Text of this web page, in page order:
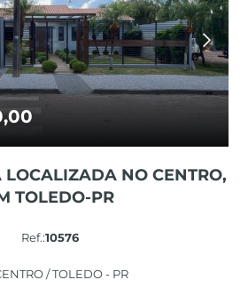
NO CENTRO,
TOLEDO-PR
Ref.:10576
/ TOLEDO - PR